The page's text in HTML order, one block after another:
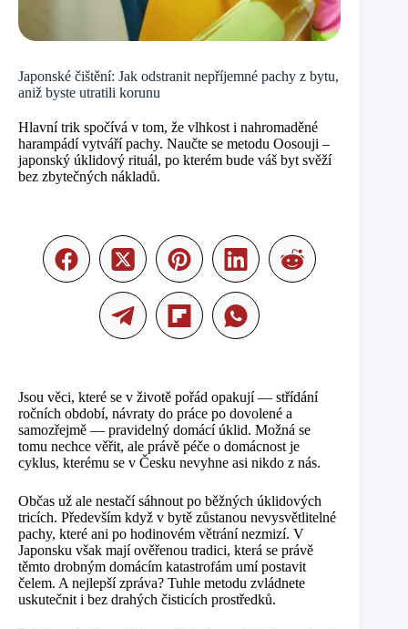
Japonské čištění: Jak odstranit nepříjemné pachy z bytu,
aniž byste utratili korunu
Hlavní trik spočívá v tom, že vlhkost i nahromaděné
harampádí vytváří pachy. Naučte se metodu Oosouji –
japonský úklidový rituál, po kterém bude váš byt svěží
bez zbytečných nákladů.
Jsou věci, které se v životě pořád opakují — střídání
ročních období, návraty do práce po dovolené a
samozřejmě — pravidelný domácí úklid. Možná se
tomu nechce věřit, ale právě péče o domácnost je
cyklus, kterému se v Česku nevyhne asi nikdo z nás.
Občas už ale nestačí sáhnout po běžných úklidových
tricích. Především když v bytě zůstanou nevysvětlitelné
pachy, které ani po hodinovém větrání nezmizí. V
Japonsku však mají ověřenou tradici, která se právě
těmto drobným domácím katastrofám umí postavit
čelem. A nejlepší zpráva? Tuhle metodu zvládnete
uskutečnit i bez drahých čisticích prostředků.